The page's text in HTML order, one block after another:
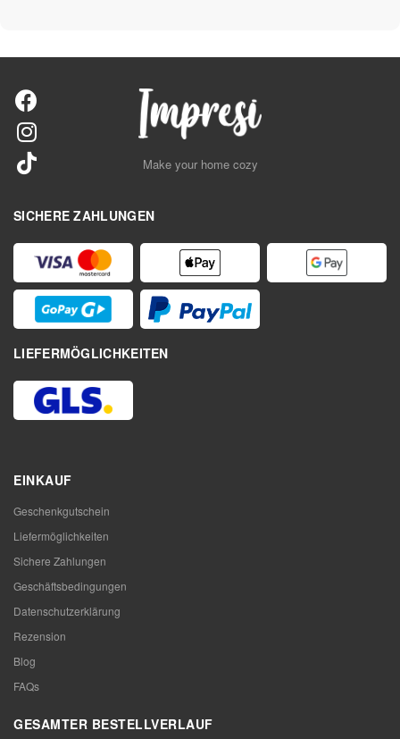
Make your home cozy
SICHERE ZAHLUNGEN
LIEFERMÖGLICHKEITEN
EINKAUF
Geschenkgutschein
Liefermöglichkeiten
Sichere Zahlungen
Geschäftsbedingungen
Datenschutzerklärung
Rezension
Blog
FAQs
GESAMTER BESTELLVERLAUF